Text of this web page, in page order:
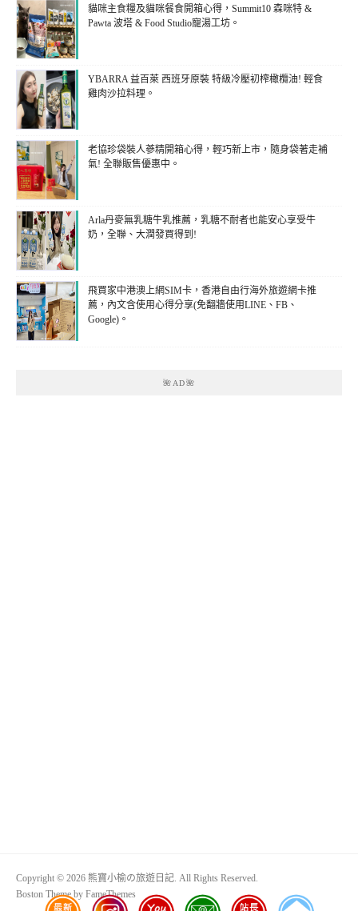
貓咪主食糧及貓咪餐食開箱心得，Summit10 森咪特 &
Pawta 波塔 & Food Studio寵湯工坊。
YBARRA 益百萊 西班牙原裝 特級冷壓初榨橄欖油! 輕食
雞肉沙拉料理。
老協珍袋裝人蔘精開箱心得，輕巧新上市，隨身袋著走補
氣! 全聯販售優惠中。
Arla丹麥無乳糖牛乳推薦，乳糖不耐者也能安心享受牛
奶，全聯、大潤發買得到!
飛買家中港澳上網SIM卡，香港自由行海外旅遊網卡推
薦，內文含使用心得分享(免翻牆使用LINE、FB、
Google)。
🌺AD🌺
Copyright © 2026 熊寶小榆の旅遊日記. All Rights Reserved.
Boston Theme by FameThemes